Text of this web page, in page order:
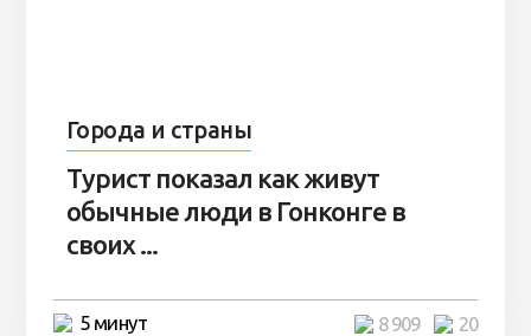
Города и страны
Турист показал как живут
обычные люди в Гонконге в
своих ...
5 минут 20
8 909